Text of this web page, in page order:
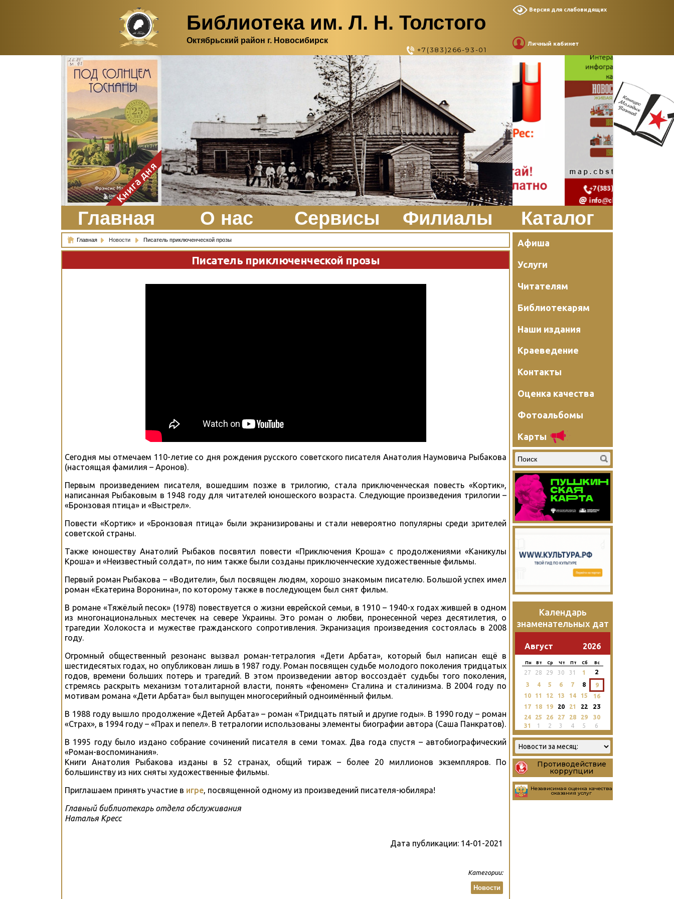
Библиотека им. Л. Н. Толстого
Октябрьский район г. Новосибирск
+7(383)266-93-01
Версия для слабовидящих
Личный кабинет
Здесь, в своем
итальянском доме, я вновь
испытала первичную
радость единения с
природой. Дом открыт
для бабочек, стрекоз, пчёл
или всех, кто пожелает
влететь в одно окно и
вылететь из другого. Едим
мы почти всегда во
дворе. Во мне настолько
возродился здравый
смысл моей матери -
умение наслаждаться
настоящим и не спешить, -
что даже нашлось время
отполировать до блеска
оконное стекло.
ЗаказатьКнига дня
Главная О нас Сервисы Филиалы Каталог
Главная Новости Писатель приключенческой прозы
Писатель приключенческой прозы
Сегодня мы отмечаем 110-летие со дня рождения русского советского писателя Анатолия Наумовича Рыбакова
(настоящая фамилия – Аронов).
Первым произведением писателя, вошедшим позже в трилогию, стала приключенческая повесть «Кортик»,
написанная Рыбаковым в 1948 году для читателей юношеского возраста. Следующие произведения трилогии –
«Бронзовая птица» и «Выстрел».
Повести «Кортик» и «Бронзовая птица» были экранизированы и стали невероятно популярны среди зрителей
советской страны.
Также юношеству Анатолий Рыбаков посвятил повести «Приключения Кроша» с продолжениями «Каникулы
Кроша» и «Неизвестный солдат», по ним также были созданы приключенческие художественные фильмы.
Первый роман Рыбакова – «Водители», был посвящен людям, хорошо знакомым писателю. Большой успех имел
роман «Екатерина Воронина», по которому также в последующем был снят фильм.
В романе «Тяжёлый песок» (1978) повествуется о жизни еврейской семьи, в 1910 – 1940-х годах жившей в одном
из многонациональных местечек на севере Украины. Это роман о любви, пронесенной через десятилетия, о
трагедии Холокоста и мужестве гражданского сопротивления. Экранизация произведения состоялась в 2008
году.
Огромный общественный резонанс вызвал роман-тетралогия «Дети Арбата», который был написан ещё в
шестидесятых годах, но опубликован лишь в 1987 году. Роман посвящен судьбе молодого поколения тридцатых
годов, времени больших потерь и трагедий. В этом произведении автор воссоздаёт судьбы того поколения,
стремясь раскрыть механизм тоталитарной власти, понять «феномен» Сталина и сталинизма. В 2004 году по
мотивам романа «Дети Арбата» был выпущен многосерийный одноимённый фильм.
В 1988 году вышло продолжение «Детей Арбата» – роман «Тридцать пятый и другие годы». В 1990 году – роман
«Страх», в 1994 году – «Прах и пепел». В тетралогии использованы элементы биографии автора (Саша Панкратов).
В 1995 году было издано собрание сочинений писателя в семи томах. Два года спустя – автобиографический
«Роман-воспоминания».
Книги Анатолия Рыбакова изданы в 52 странах, общий тираж – более 20 миллионов экземпляров. По
большинству из них сняты художественные фильмы.
Приглашаем принять участие в игре, посвященной одному из произведений писателя-юбиляра!
Главный библиотекарь отдела обслуживания
Наталья Кресс
Дата публикации: 14-01-2021
Категории:
Новости
Афиша
Услуги
Читателям
Библиотекарям
Наши издания
Краеведение
Контакты
Оценка качества
Фотоальбомы
Карты
Календарь
знаменательных дат
Август 2026
Пн Вт Ср Чт Пт Сб Вс
27 28 29 30 31 1 2
3 4 5 6 7 8
9
10
11 12 13 14 15
16
17
18 19 20 21 22 23
24 25 26 27 28 29
30
31
1 2 3 4 5 6
Противодействие
коррупции
Независимая оценка качества
оказания услуг